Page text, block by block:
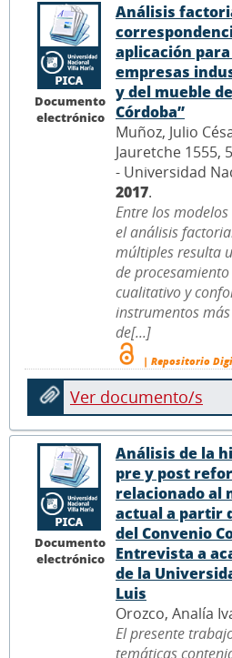
Documento
electrónico
Análisis
aplicación
empresas
y del mueble
Córdoba”
Muñoz, Julio
Jauretche 1555,
- Universidad
2017.
Entre los
el análisis
múltiples resulta
de
cualitativo y
instrumentos
de[...]
| Repositorio
Ver documento/s
Documento
electrónico
Análisis de la
pre y post
relacionado al
actual a partir
del Convenio
Entrevista a
de la
Luis
Orozco, Analía
El presente
temáticas